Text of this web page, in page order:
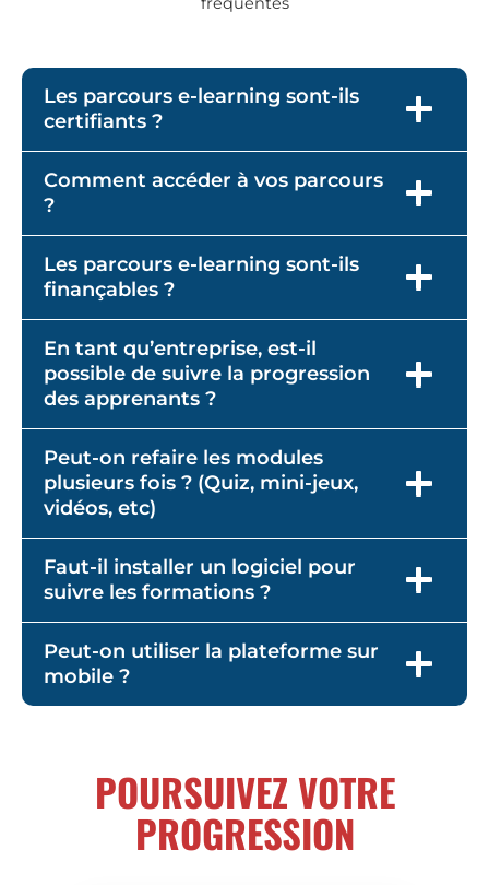
Les parcours e-learning sont-ils
certifiants ?
Comment accéder à vos parcours
?
Les parcours e-learning sont-ils
finançables ?
En tant qu’entreprise, est-il
possible de suivre la progression
des apprenants ?
Peut-on refaire les modules
plusieurs fois ? (Quiz, mini-jeux,
vidéos, etc)
Faut-il installer un logiciel pour
suivre les formations ?
Peut-on utiliser la plateforme sur
mobile ?
POURSUIVEZ VOTRE
PROGRESSION